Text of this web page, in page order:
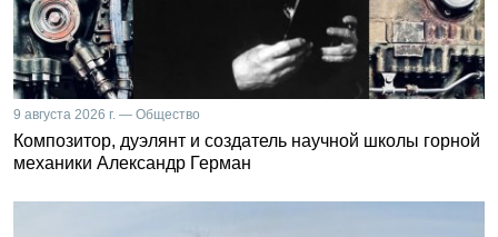
9 августа 2026 г. — Общество
Композитор, дуэлянт и создатель научной школы горной
механики Александр Герман